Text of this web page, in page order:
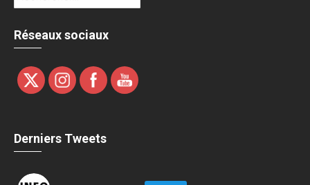
Réseaux sociaux
Derniers Tweets